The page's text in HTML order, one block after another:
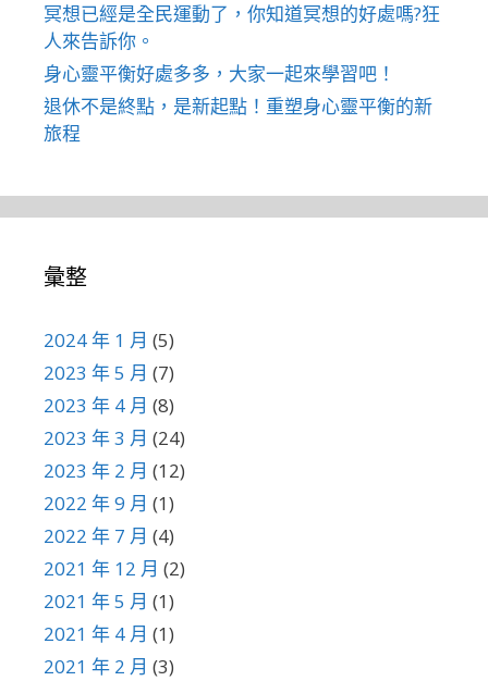
冥想已經是全民運動了，你知道冥想的好處嗎?狂
人來告訴你。
身心靈平衡好處多多，大家一起來學習吧！
退休不是終點，是新起點！重塑身心靈平衡的新
旅程
彙整
2024 年 1 月 (5)
2023 年 5 月 (7)
2023 年 4 月 (8)
2023 年 3 月 (24)
2023 年 2 月 (12)
2022 年 9 月 (1)
2022 年 7 月 (4)
2021 年 12 月 (2)
2021 年 5 月 (1)
2021 年 4 月 (1)
2021 年 2 月 (3)